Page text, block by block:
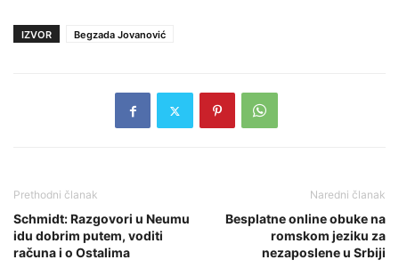
IZVOR Begzada Jovanović
Prethodni članak
Schmidt: Razgovori u Neumu
idu dobrim putem, voditi
računa i o Ostalima
Naredni članak
Besplatne online obuke na
romskom jeziku za
nezaposlene u Srbiji